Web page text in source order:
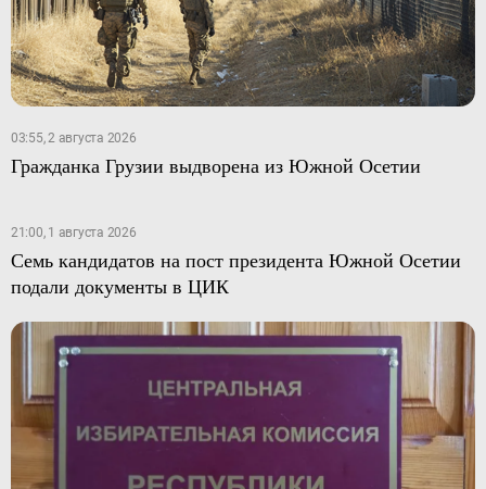
03:55, 2 августа 2026
Гражданка Грузии выдворена из Южной Осетии
21:00, 1 августа 2026
Семь кандидатов на пост президента Южной Осетии
подали документы в ЦИК